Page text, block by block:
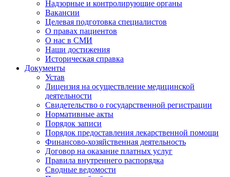
Надзорные и контролирующие органы
Вакансии
Целевая подготовка специалистов
О правах пациентов
О нас в СМИ
Наши достижения
Историческая справка
Документы
Устав
Лицензия на осуществление медицинской
деятельности
Свидетельство о государственной регистрации
Нормативные акты
Порядок записи
Порядок предоставления лекарственной помощи
Финансово-хозяйственная деятельность
Договор на оказание платных услуг
Правила внутреннего распорядка
Сводные ведомости